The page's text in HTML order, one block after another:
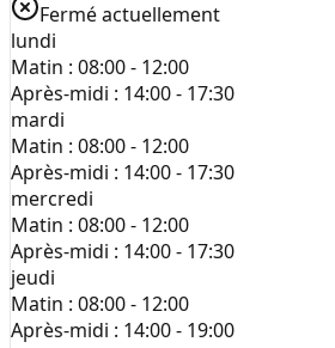
Fermé actuellement
lundi
Matin : 08:00 - 12:00
Après-midi : 14:00 - 17:30
mardi
Matin : 08:00 - 12:00
Après-midi : 14:00 - 17:30
mercredi
Matin : 08:00 - 12:00
Après-midi : 14:00 - 17:30
jeudi
Matin : 08:00 - 12:00
Après-midi : 14:00 - 19:00